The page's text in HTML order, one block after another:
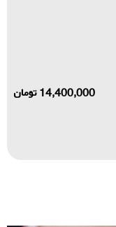
14,400,000تومان